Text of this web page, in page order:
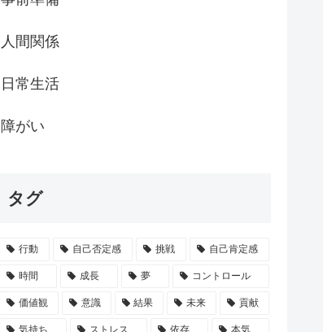
人間関係
日常生活
障がい
タグ
行動 自己否定感 挑戦 自己肯定感
時間 成長 夢 コントロール
価値観 意識 結果 未来 貢献